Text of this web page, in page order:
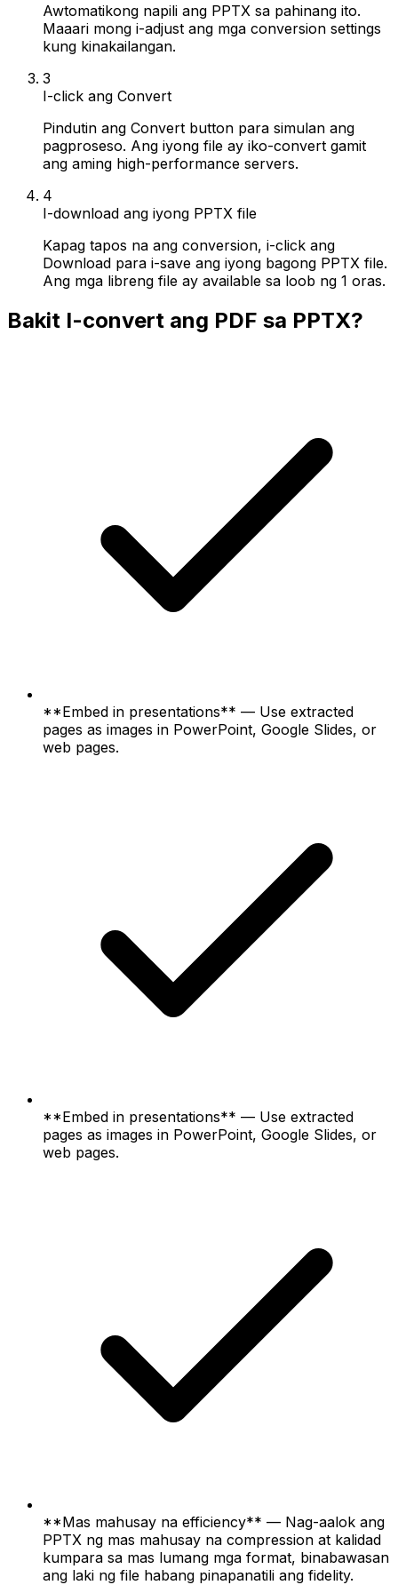
Awtomatikong napili ang PPTX sa pahinang ito.
Maaari mong i-adjust ang mga conversion settings
kung kinakailangan.
3
I-click ang Convert
Pindutin ang Convert button para simulan ang
pagproseso. Ang iyong file ay iko-convert gamit
ang aming high-performance servers.
4
I-download ang iyong PPTX file
Kapag tapos na ang conversion, i-click ang
Download para i-save ang iyong bagong PPTX file.
Ang mga libreng file ay available sa loob ng 1 oras.
Bakit I-convert ang PDF sa PPTX?
**Embed in presentations** — Use extracted
pages as images in PowerPoint, Google Slides, or
web pages.
**Embed in presentations** — Use extracted
pages as images in PowerPoint, Google Slides, or
web pages.
**Mas mahusay na efficiency** — Nag-aalok ang
PPTX ng mas mahusay na compression at kalidad
kumpara sa mas lumang mga format, binabawasan
ang laki ng file habang pinapanatili ang fidelity.